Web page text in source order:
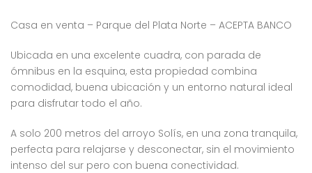
Casa en venta – Parque del Plata Norte – ACEPTA BANCO
Ubicada en una excelente cuadra, con parada de
ómnibus en la esquina, esta propiedad combina
comodidad, buena ubicación y un entorno natural ideal
para disfrutar todo el año.
A solo 200 metros del arroyo Solís, en una zona tranquila,
perfecta para relajarse y desconectar, sin el movimiento
intenso del sur pero con buena conectividad.